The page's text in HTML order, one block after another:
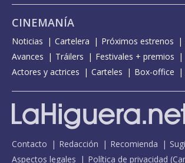
CINEMANÍA
Noticias Cartelera Próximos estrenos
Avances
Tráilers
Festivales + premios
Actores y actrices
Carteles Box-office
Contacto Redacción Recomienda
Aspectos legales
Política de privacidad (